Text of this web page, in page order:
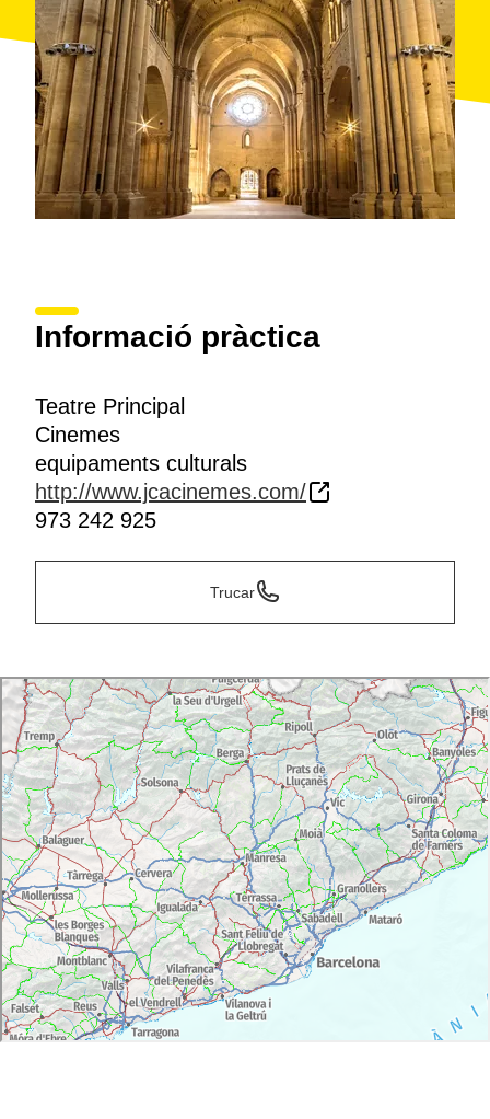
Informació pràctica
Teatre Principal
Cinemes
equipaments culturals
http://www.jcacinemes.com/
973 242 925
Trucar